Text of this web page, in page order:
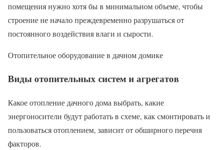
помещения нужно хотя бы в минимальном объеме, чтобы
строение не начало преждевременно разрушаться от
постоянного воздействия влаги и сырости.
Отопительное оборудование в дачном домике
Виды отопительных систем и агрегатов
Какое отопление дачного дома выбрать, какие
энергоносители будут работать в схеме, как смонтировать и
пользоваться отоплением, зависит от обширного перечня
факторов.